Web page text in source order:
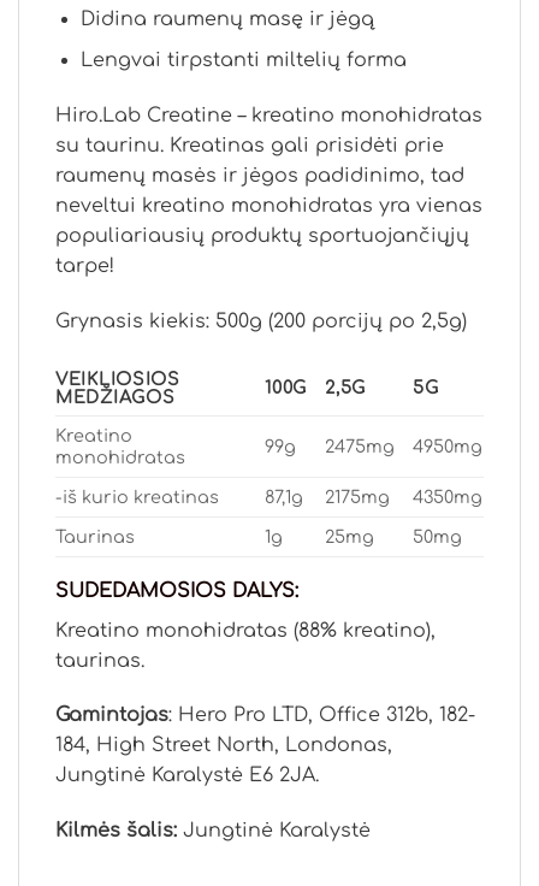
Didina raumenų masę ir jėgą
Lengvai tirpstanti miltelių forma
Hiro.Lab Creatine – kreatino monohidratas
su taurinu. Kreatinas gali prisidėti prie
raumenų masės ir jėgos padidinimo, tad
neveltui kreatino monohidratas yra vienas
populiariausių produktų sportuojančiųjų
tarpe!
Grynasis kiekis: 500g (200 porcijų po 2,5g)
VEIKLIOSIOS
MEDŽIAGOS
100G 2,5G 5G
Kreatino
monohidratas
99g 2475mg 4950mg
-iš kurio kreatinas 87,1g 2175mg 4350mg
Taurinas 1g 25mg 50mg
SUDEDAMOSIOS DALYS:
Kreatino monohidratas (88% kreatino),
taurinas.
Gamintojas: Hero Pro LTD, Office 312b, 182-
184, High Street North, Londonas,
Jungtinė Karalystė E6 2JA.
Kilmės šalis: Jungtinė Karalystė